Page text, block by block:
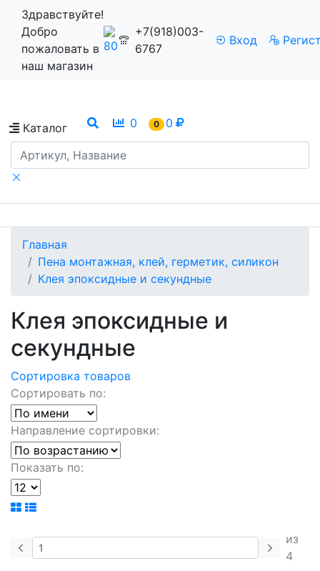
Здравствуйте!
Добро
пожаловать в
наш магазин
+7(918)003-
6767
Вход
Каталог 0 0 0
Главная
Пена монтажная, клей, герметик, силикон
Клея эпоксидные и секундные
Клея эпоксидные и
секундные
Сортировка товаров
Сортировать по:
Направление сортировки:
Показать по:
из
4